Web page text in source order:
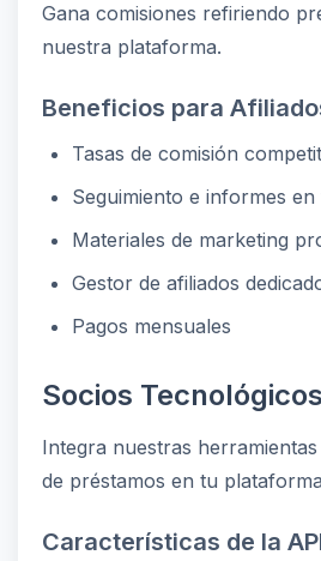
Gana comisiones refiriendo
nuestra plataforma.
Beneficios para
Tasas de comisión
Seguimiento e informes
Materiales de marketing
Gestor de afiliados
Pagos mensuales
Socios Tecnológicos
Integra nuestras
de préstamos en tu
Características de la